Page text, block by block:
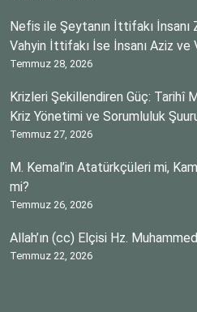
Nefis ile Şeytanın İttifakı İnsanı
Vahyin İttifakı İse İnsanı Aziz ve
Temmuz 28, 2026
Krizleri Şekillendiren Güç: Tarihî
Kriz Yönetimi ve Sorumluluk
Temmuz 27, 2026
M. Kemal’in Atatürkçüleri mi,
mi?
Temmuz 26, 2026
Temmuz 22, 2026